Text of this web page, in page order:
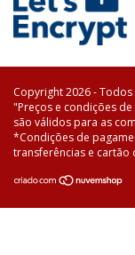
Copyright 2026 - Todos
"Preços e condições
são válidos para as
*Condições de
transferências e cartão